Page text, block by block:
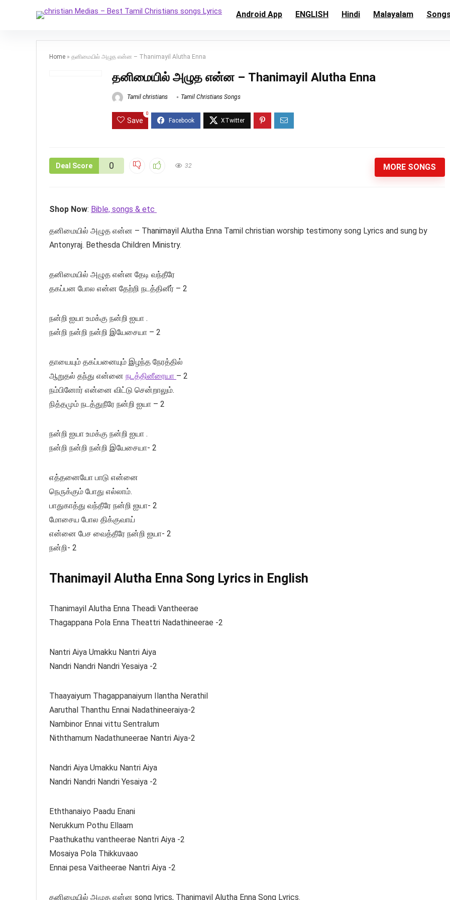
Android App ENGLISH Hindi Malayalam
Home » தனிமையில் அழுத என்ன – Thanimayil Alutha Enna
தனிமையில் அழுத என்ன – Thanimayil Alutha Enna
Tamil christians Tamil Christians Songs
Save
0
Deal Score 0 32 MORE SONGS
Shop Now: Bible, songs & etc
தனிமையில் அழுத என்ன – Thanimayil Alutha Enna Tamil christian worship testimony song Lyrics and sung by
Antonyraj. Bethesda Children Ministry.
தனிமையில் அழுத என்ன தேடி வந்தீரே
தகப்பன போல என்ன தேற்றி நடத்தினீர் – 2
நன்றி ஐயா உமக்கு நன்றி ஐயா .
நன்றி நன்றி நன்றி இயேசையா – 2
தாயையும் தகப்பனையும் இழந்த நேரத்தில்
ஆறுதல் தந்து என்னை நடத்தினீரையா – 2
நம்பினோர் என்னை விட்டு சென்றாலும்.
நித்தமும் நடத்துநீரே நன்றி ஐயா – 2
நன்றி ஐயா உமக்கு நன்றி ஐயா .
நன்றி நன்றி நன்றி இயேசையா- 2
எத்தனையோ பாடு என்னை
நெருக்கும் போது எல்லாம்.
பாதுகாத்து வந்தீரே நன்றி ஐயா- 2
மோசைய போல திக்குவாய்
என்னை பேச வைத்தீரே நன்றி ஐயா- 2
நன்றி- 2
Thanimayil Alutha Enna Song Lyrics in English
Thanimayil Alutha Enna Theadi Vantheerae
Thagappana Pola Enna Theattri Nadathineerae -2
Nantri Aiya Umakku Nantri Aiya
Nandri Nandri Nandri Yesaiya -2
Thaayaiyum Thagappanaiyum Ilantha Nerathil
Aaruthal Thanthu Ennai Nadathineeraiya-2
Nambinor Ennai vittu Sentralum
Niththamum Nadathuneerae Nantri Aiya-2
Nandri Aiya Umakku Nantri Aiya
Nandri Nandri Nandri Yesaiya -2
Eththanaiyo Paadu Enani
Nerukkum Pothu Ellaam
Paathukathu vantheerae Nantri Aiya -2
Mosaiya Pola Thikkuvaao
Ennai pesa Vaitheerae Nantri Aiya -2
தனிமையில் அழுத என்ன song lyrics, Thanimayil Alutha Enna Song Lyrics.